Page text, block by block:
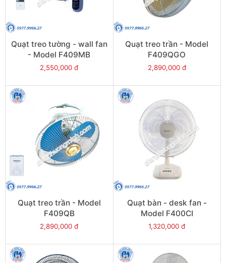
Quạt treo tường - wall fan
- Model F409MB
2,550,000 đ
Quạt treo trần - Model
F409QGO
2,890,000 đ
Quạt treo trần - Model
F409QB
2,890,000 đ
Quạt bàn - desk fan -
Model F400CI
1,320,000 đ